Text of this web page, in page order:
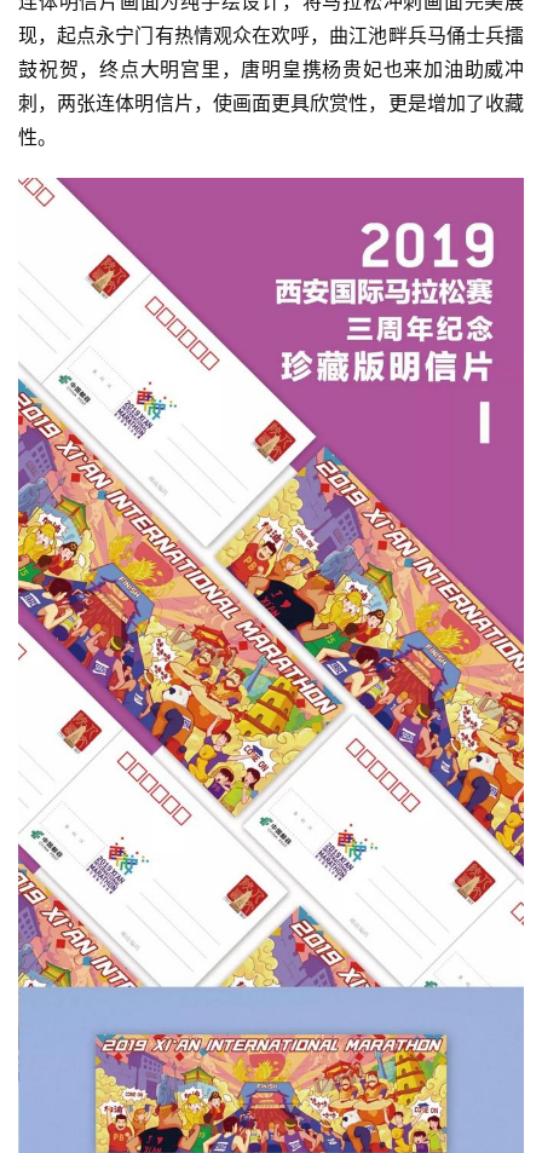
现，起点永宁门有热情观众在欢呼，曲江池畔兵马俑士兵擂
鼓祝贺，终点大明宫里，唐明皇携杨贵妃也来加油助威冲
刺，两张连体明信片，使画面更具欣赏性，更是增加了收藏
性。